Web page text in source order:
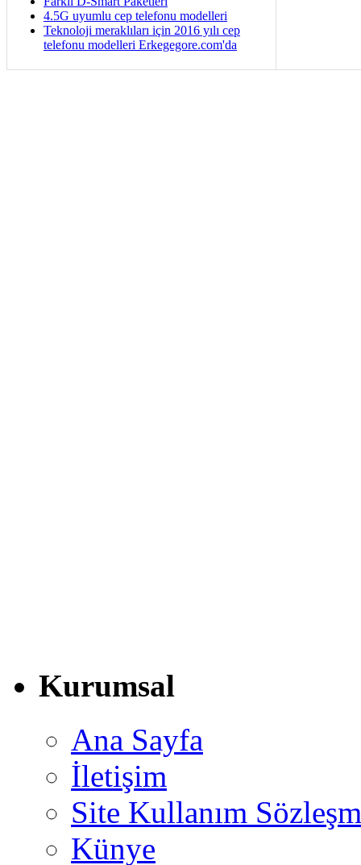
4.5G uyumlu cep telefonu modelleri
Teknoloji meraklıları için 2016 yılı cep
telefonu modelleri Erkegegore.com'da
Kurumsal
Ana Sayfa
İletişim
Site Kullanım
Künye